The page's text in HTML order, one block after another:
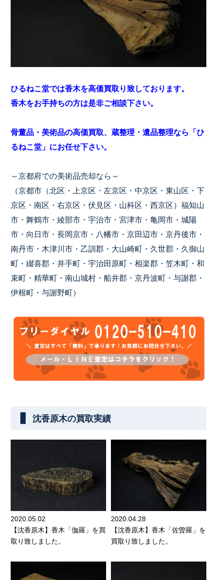
ひるねこ堂では香木を高価買取り致しております。
香木をお手持ちの方は是非ご相談下さい。
骨董品・美術品の高価買取、蔵整理・遺品整理なら「ひ
るねこ堂」にお任せ下さい。
～京都府での美術品売却なら～
（京都市（北区・上京区・左京区・中京区・東山区・下
京区・南区・右京区・伏見区・山科区・西京区）福知山
市・舞鶴市・綾部市・宇治市・宮津市・亀岡市・城陽
市・向日市・長岡京市・八幡市・京田辺市・京丹後市・
南丹市・木津川市・乙訓郡・大山崎町・久世郡・久御山
町・綴喜郡・井手町・宇治田原町・相楽郡・笠木町・和
束町・精華町・南山城村・船井郡・京丹波町・与謝郡・
伊根町・与謝野町）
沈香原木の買取実績
2020.05.02
【沈香原木】香木「伽羅」を買
取り致しました。
2020.04.28
【沈香原木】香木「佐曽羅」を
買取り致しました。